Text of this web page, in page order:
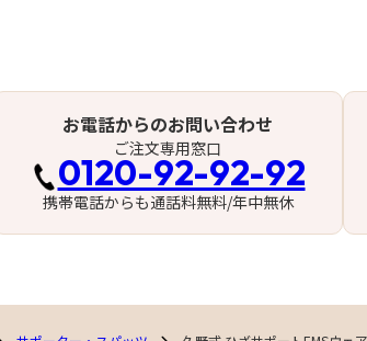
お電話からのお問い合わせ
ご注文専用窓口
0120-92-92-92
携帯電話からも通話料無料/年中無休